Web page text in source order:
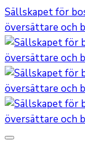
Sällskapet för
översättare och